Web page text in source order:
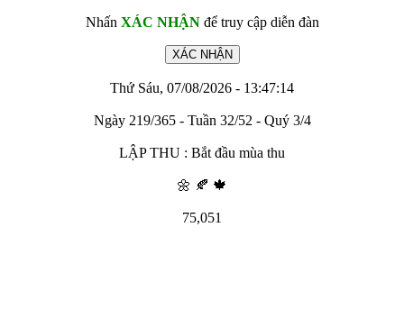
Nhấn XÁC NHẬNđể truy cập diễn đàn
Thứ Sáu, 07/08/2026 - 13:47:14
Ngày 219/365 - Tuần 32/52 - Quý 3/4
LẬP THU : Bắt đầu mùa thu
🌼 🍂 🍁
75,051